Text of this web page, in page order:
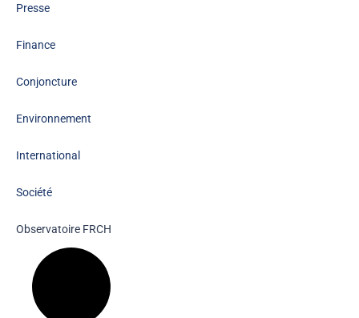
Presse
Finance
Conjoncture
Environnement
International
Société
Observatoire FRCH